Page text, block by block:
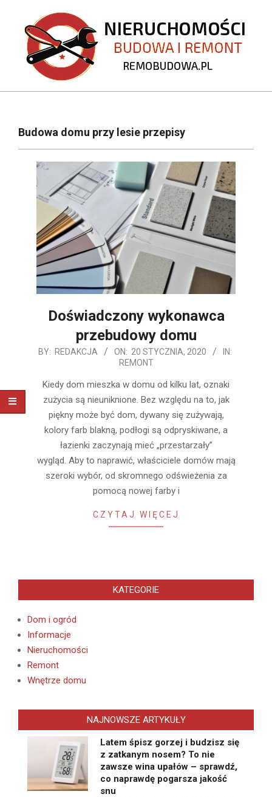
content
REMOBUDOWA.PL
NavigationBudowa domu przy lesie przepisy
Doświadczony wykonawca
przebudowy domu
2020-
20
BY: REDAKCJA ON: 20 STYCZNIA, 2020
IN:
REMONT
Kiedy dom mieszka w domu od kilku lat, oznaki
zużycia są nieuniknione. Bez względu na to, jak
piękny może być dom, dywany się zużywają,
kolory farb blakną, podłogi są odpryskiwane, a
łazienki zaczynają mieć „przestarzały”
wygląd. Aby to naprawić, właściciele domów mają
szeroki wybór, od skromnego odświeżenia za
pomocą nowej farby i
CZYTAJ WIĘCEJ
KATEGORIE
Dom i ogród
Informacje
Nieruchomości
Remont
Wnętrze domu
NAJNOWSZE ARTYKUŁY
Latem śpisz gorzej i budzisz się
z zatkanym nosem? To nie
zawsze wina upałów – sprawdź,
co naprawdę pogarsza jakość
snu